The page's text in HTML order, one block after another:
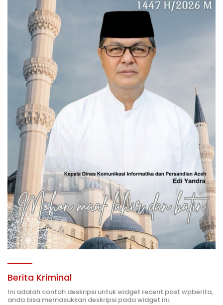
Berita Kriminal
Ini adalah contoh deskripsi untuk widget recent post wpberita,
anda bisa memasukkan deskripsi pada widget ini.